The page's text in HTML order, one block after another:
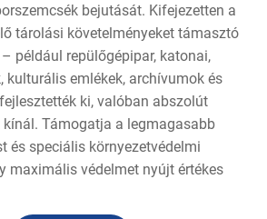
bejutását. Kifejezetten a
tárolási követelményeket támasztó
például repülőgépipar, katonai,
kulturális emlékek, archívumok és
ki, valóban abszolút
Támogatja a legmagasabb
és speciális környezetvédelmi
maximális védelmet nyújt értékes